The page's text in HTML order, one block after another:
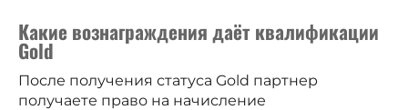
Какие вознаграждения даёт квалификации
Gold
После получения статуса Gold партнер
получаете право на начисление